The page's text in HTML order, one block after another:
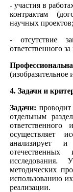
- участия в
контрактам
научных проектов;
- отсутствие
ответственного
(изобразительное
4. Задачи и
Задачи:
отдельным
ответственного
осуществляет
анализирует
исследования.
методических
использованию
реализации.